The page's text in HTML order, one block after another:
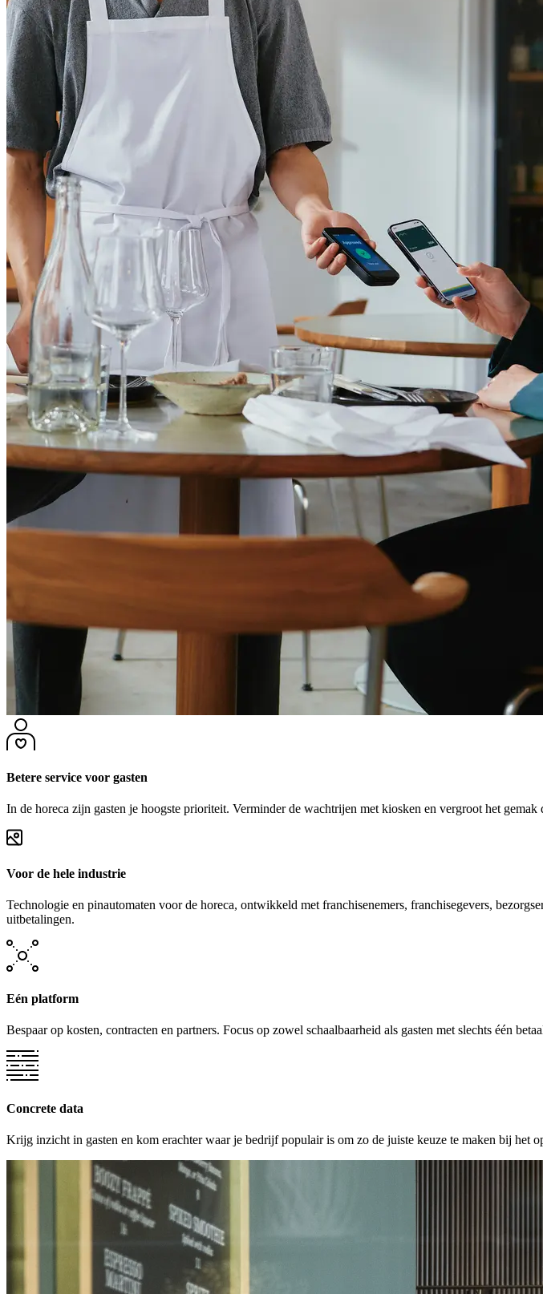
Betere service voor gasten
In de horeca zijn gasten je hoogste prioriteit. Verminder de wachtrijen met kiosken en vergroot het
Voor de hele industrie
Technologie en pinautomaten voor de horeca, ontwikkeld met franchisenemers, franchisegevers,
uitbetalingen.
Eén platform
Bespaar op kosten, contracten en partners. Focus op zowel schaalbaarheid als gasten met slechts één
Concrete data
Krijg inzicht in gasten en kom erachter waar je bedrijf populair is om zo de juiste keuze te maken bij het